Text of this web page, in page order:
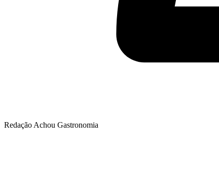
Redação Achou Gastronomia